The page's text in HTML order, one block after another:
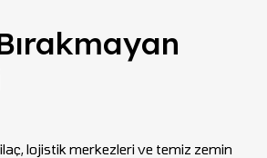
lojistik merkezleri ve temiz zemin